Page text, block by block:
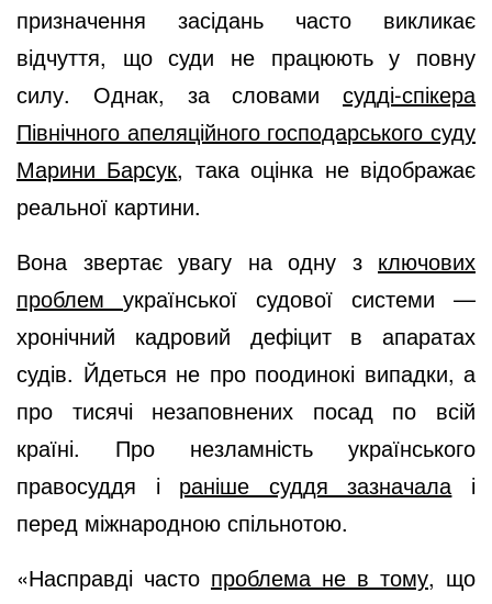
призначення засідань часто викликає
відчуття, що суди не працюють у повну
силу. Однак, за словами судді-спікера
Північного апеляційного господарського суду
Марини Барсук, така оцінка не відображає
реальної картини.
Вона звертає увагу на одну з ключових
проблем української судової системи —
хронічний кадровий дефіцит в апаратах
судів. Йдеться не про поодинокі випадки, а
про тисячі незаповнених посад по всій
країні. Про незламність українського
правосуддя і раніше суддя зазначала і
перед міжнародною спільнотою.
«Насправді часто проблема не в тому, що